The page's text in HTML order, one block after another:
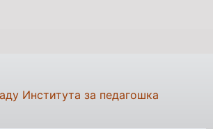
Института за педагошка